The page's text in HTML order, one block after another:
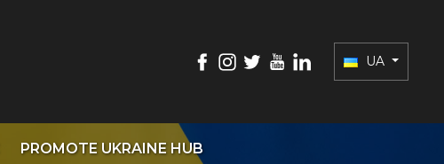
UA
PROMOTE UKRAINE HUB